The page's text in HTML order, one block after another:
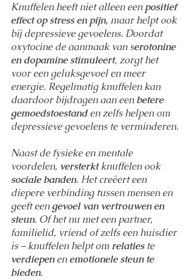
Knuffelen heeft niet alleen een positief
effect op stress en pijn, maar helpt ook
bij depressieve gevoelens. Doordat
oxytocine de aanmaak van serotonine
en dopamine stimuleert, zorgt het
voor een geluksgevoel en meer
energie. Regelmatig knuffelen kan
daardoor bijdragen aan een betere
gemoedstoestand en zelfs helpen om
depressieve gevoelens te verminderen.
Naast de fysieke en mentale
voordelen, versterkt knuffelen ook
sociale banden. Het creëert een
diepere verbinding tussen mensen en
geeft een gevoel van vertrouwen en
steun. Of het nu met een partner,
familielid, vriend of zelfs een huisdier
is – knuffelen helpt om relaties te
verdiepen en emotionele steun te
bieden.